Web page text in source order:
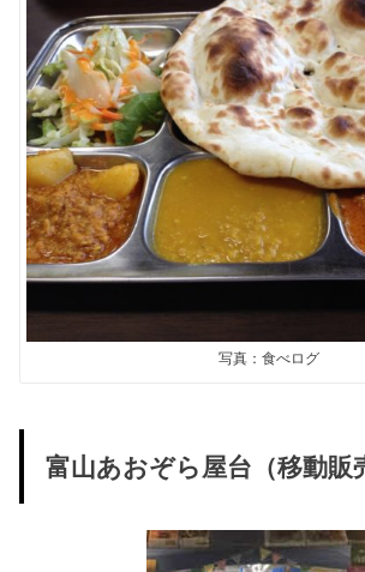
写真：食べログ
富山あおぞら屋台（移動販